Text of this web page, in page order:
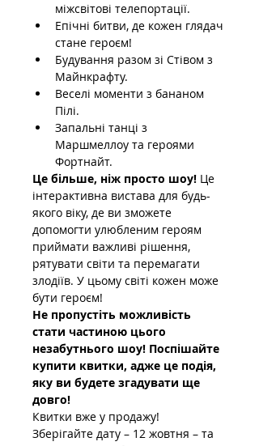
міжсвітові телепортації.
Епічні битви, де кожен глядач
стане героєм!
Будування разом зі Стівом з
Майнкрафту.
Веселі моменти з бананом
Пілі.
Запальні танці з
Маршмеллоу та героями
Фортнайт.
Це більше, ніж просто шоу! Це
інтерактивна вистава для будь-
якого віку, де ви зможете
допомогти улюбленим героям
приймати важливі рішення,
рятувати світи та перемагати
злодіїв. У цьому світі кожен може
бути героєм!
Не пропустіть можливість
стати частиною цього
незабутнього шоу! Поспішайте
купити квитки, адже це подія,
яку ви будете згадувати ще
довго!
Квитки вже у продажу!
Зберігайте дату – 12 жовтня – та